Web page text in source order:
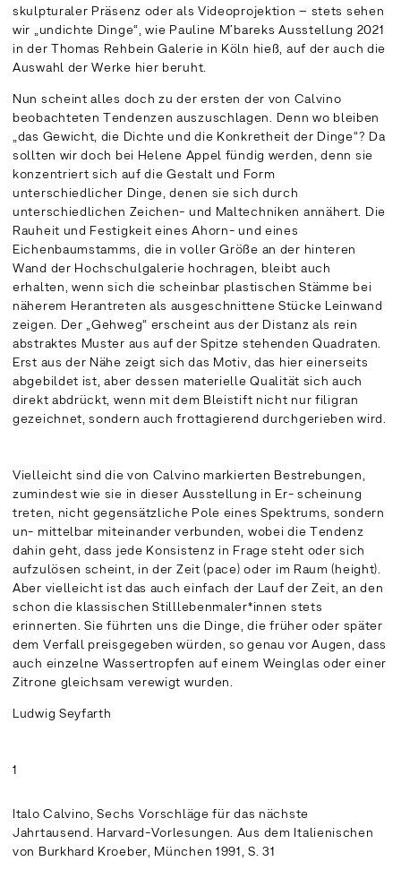
skulpturaler Präsenz oder als Videoprojektion – stets sehen
wir „undichte Dinge“, wie Pauline M’bareks Ausstellung 2021
in der Thomas Rehbein Galerie in Köln hieß, auf der auch die
Auswahl der Werke hier beruht.
Nun scheint alles doch zu der ersten der von Calvino
beobachteten Tendenzen auszuschlagen. Denn wo bleiben
„das Gewicht, die Dichte und die Konkretheit der Dinge“? Da
sollten wir doch bei Helene Appel fündig werden, denn sie
konzentriert sich auf die Gestalt und Form
unterschiedlicher Dinge, denen sie sich durch
unterschiedlichen Zeichen- und Maltechniken annähert. Die
Rauheit und Festigkeit eines Ahorn- und eines
Eichenbaumstamms, die in voller Größe an der hinteren
Wand der Hochschulgalerie hochragen, bleibt auch
erhalten, wenn sich die scheinbar plastischen Stämme bei
näherem Herantreten als ausgeschnittene Stücke Leinwand
zeigen. Der „Gehweg“ erscheint aus der Distanz als rein
abstraktes Muster aus auf der Spitze stehenden Quadraten.
Erst aus der Nähe zeigt sich das Motiv, das hier einerseits
abgebildet ist, aber dessen materielle Qualität sich auch
direkt abdrückt, wenn mit dem Bleistift nicht nur filigran
gezeichnet, sondern auch frottagierend durchgerieben wird.
Vielleicht sind die von Calvino markierten Bestrebungen,
zumindest wie sie in dieser Ausstellung in Er- scheinung
treten, nicht gegensätzliche Pole eines Spektrums, sondern
un- mittelbar miteinander verbunden, wobei die Tendenz
dahin geht, dass jede Konsistenz in Frage steht oder sich
aufzulösen scheint, in der Zeit (pace) oder im Raum (height).
Aber vielleicht ist das auch einfach der Lauf der Zeit, an den
schon die klassischen Stilllebenmaler*innen stets
erinnerten. Sie führten uns die Dinge, die früher oder später
dem Verfall preisgegeben würden, so genau vor Augen, dass
auch einzelne Wassertropfen auf einem Weinglas oder einer
Zitrone gleichsam verewigt wurden.
Ludwig Seyfarth
1
Italo Calvino, Sechs Vorschläge für das nächste
Jahrtausend. Harvard-Vorlesungen. Aus dem Italienischen
von Burkhard Kroeber, München 1991, S. 31